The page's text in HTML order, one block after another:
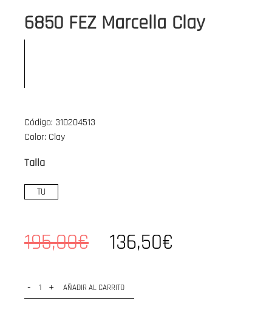
6850 FEZ Marcella Clay
Código: 310204513
Color: Clay
Talla
TU
195,00€ 136,50€
- + AÑADIR AL CARRITO